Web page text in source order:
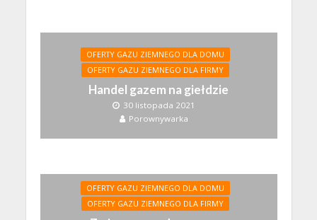
OFERTY GAZU ZIEMNEGO DLA DOMU
OFERTY GAZU ZIEMNEGO DLA FIRMY
Handel gazem na giełdzie
30 listopada 2021
Porownywarka
OFERTY GAZU ZIEMNEGO DLA DOMU
OFERTY GAZU ZIEMNEGO DLA FIRMY